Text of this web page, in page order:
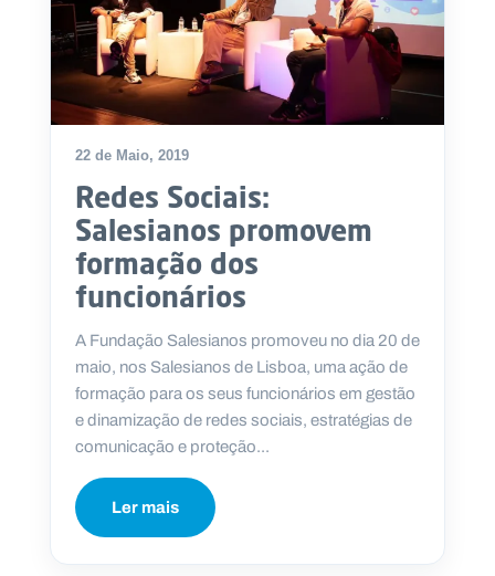
22 de Maio, 2019
Redes Sociais:
Salesianos promovem
formação dos
funcionários
A Fundação Salesianos promoveu no dia 20 de
maio, nos Salesianos de Lisboa, uma ação de
formação para os seus funcionários em gestão
e dinamização de redes sociais, estratégias de
comunicação e proteção...
Ler mais